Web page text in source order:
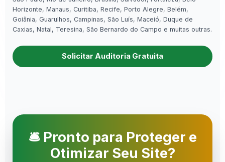
Horizonte, Manaus, Curitiba, Recife, Porto Alegre, Belém,
Goiânia, Guarulhos, Campinas, São Luís, Maceió, Duque de
Caxias, Natal, Teresina, São Bernardo do Campo e muitas outras.
Solicitar Auditoria Gratuita
🛎 Pronto para Proteger e
Otimizar Seu Site?